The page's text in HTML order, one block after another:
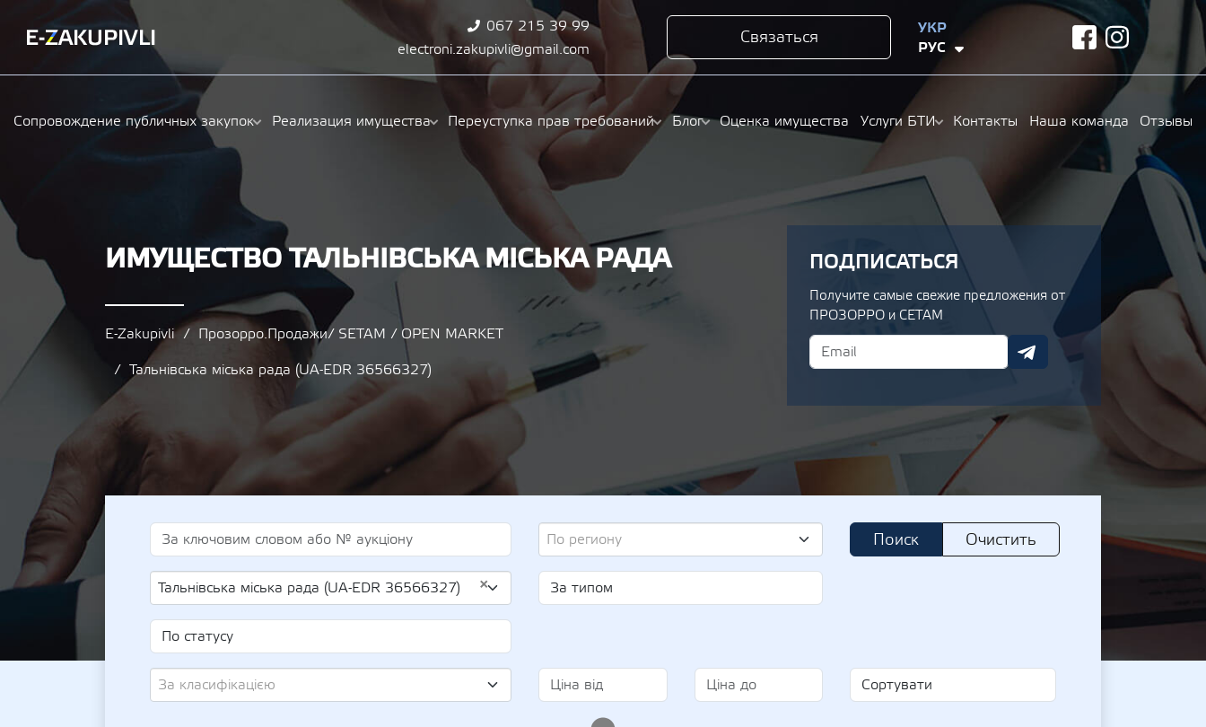
067 215 39 99
electroni.zakupivli@gmail.com
Связаться
УКР
РУС
facebookinstagram
Сопровождение публичных закупок Реализация имущества Переуступка прав требований Блог Оценка имущества Услуги БТИ Контакты Наша команда Отзывы
ИМУЩЕСТВО ТАЛЬНІВСЬКА МІСЬКА РАДА
E-Zakupivli
Прозорро.Продажи/ SETAM / OPEN MARKET
Тальнівська міська рада (UA-EDR 36566327)
ПОДПИСАТЬСЯ
Получите самые свежие предложения от
ПРОЗОРРО и СЕТАМ
По региону Поиск Очистить
×
Тальнівська міська рада (UA-EDR 36566327)
За класифікацією